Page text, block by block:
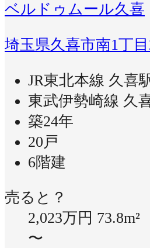
ベルドゥムール久喜
埼玉県久喜市南1丁
JR東北本線 久喜
東武伊勢崎線 久
築24年
20戸
6階建
売ると？
2,023万円 73.8m²
〜